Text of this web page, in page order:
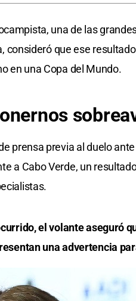
una de las
consideró que ese
en una Copa del Mundo.
prensa previa al duelo
a Cabo Verde, un
el volante aseguró
una advertencia